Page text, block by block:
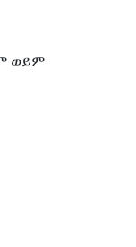
ወይም